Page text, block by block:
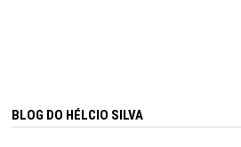
BLOG DO HÉLCIO SILVA